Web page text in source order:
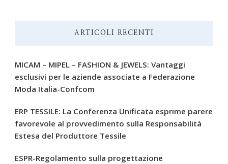
ARTICOLI RECENTI
MICAM – MIPEL – FASHION & JEWELS: Vantaggi
esclusivi per le aziende associate a Federazione
Moda Italia-Confcom
ERP TESSILE: La Conferenza Unificata esprime parere
favorevole al provvedimento sulla Responsabilità
Estesa del Produttore Tessile
ESPR-Regolamento sulla progettazione